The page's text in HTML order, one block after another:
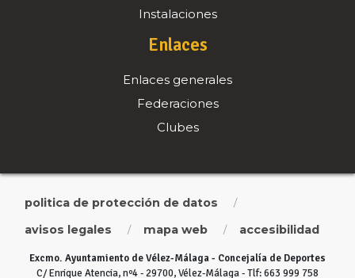
Instalaciones
Enlaces
Enlaces generales
Federaciones
Clubes
politica de protección de datos /
avisos legales / mapa web / accesibilidad
Excmo. Ayuntamiento de Vélez-Málaga - Concejalía de Deportes
C/ Enrique Atencia, nº4 - 29700, Vélez-Málaga - Tlf: 663 999 758